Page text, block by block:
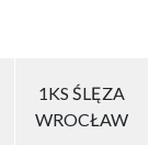
1KS ŚLĘZA
WROCŁAW